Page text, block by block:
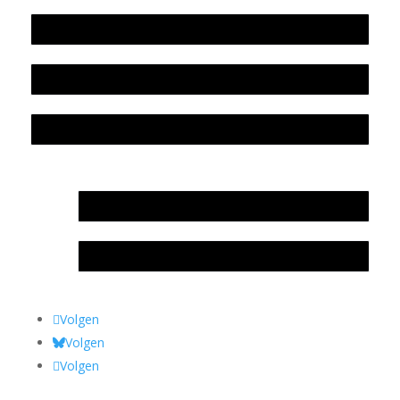
Volgen
Volgen
Volgen